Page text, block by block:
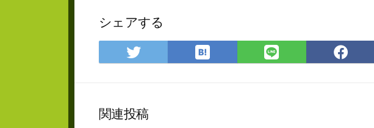
シェアする
Twitter
で
ア
は
て
LINE
で
で
関連投稿